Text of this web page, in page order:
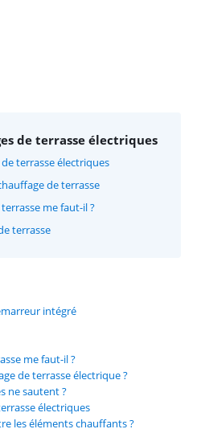
de terrasse électriques
terrasse électriques
de terrasse
me faut-il ?
terrasse
intégré
me faut-il ?
de terrasse électrique ?
ne sautent ?
électriques
les éléments chauffants ?